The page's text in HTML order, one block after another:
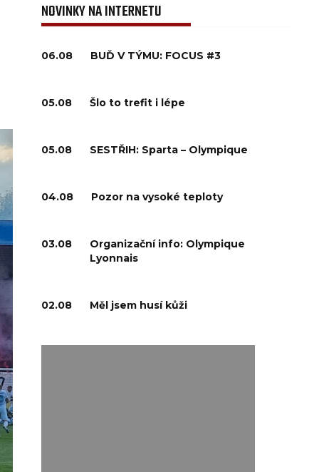
NOVINKY NA INTERNETU
06.08 BUĎ V TÝMU: FOCUS #3
05.08 Šlo to trefit i lépe
05.08 SESTŘIH: Sparta – Olympique
04.08 Pozor na vysoké teploty
03.08
Organizační info: Olympique
Lyonnais
02.08 Měl jsem husí kůži